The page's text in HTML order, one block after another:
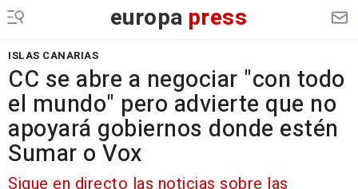
europa press
ISLAS CANARIAS
CC se abre a negociar "con todo
el mundo" pero advierte que no
apoyará gobiernos donde estén
Sumar o Vox
Sigue en directo las noticias sobre las